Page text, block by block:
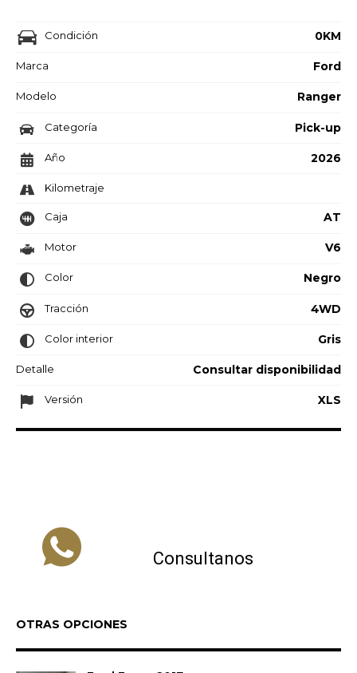
Condición 0KM
Marca Ford
Modelo Ranger
Categoría Pick-up
Año 2026
Kilometraje
Caja AT
Motor V6
Color Negro
Tracción 4WD
Color interior Gris
Detalle Consultar disponibilidad
Versión XLS
Consultanos
OTRAS OPCIONES